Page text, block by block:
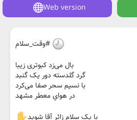
Web version
#وقت_سلام
بال می‌زد کبوتری زیبا
گرد گلدسته دور یک گنبد
با نسیم سحر صفا می‌کرد
در هوایِ معطر مشهد
با یک سلام زائر آقا شوید